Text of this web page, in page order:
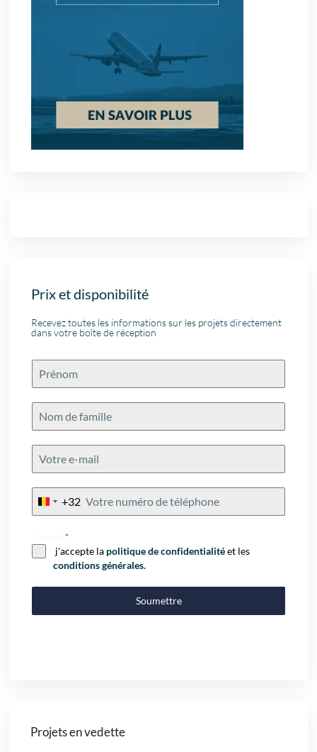
Prix et disponibilité
Recevez toutes les informations sur les projets directement
dans votre boîte de réception
Belgium
+32
Consent*
j'accepte la politique de confidentialitéet les
conditions générales.
Soumettre
Projets en vedette